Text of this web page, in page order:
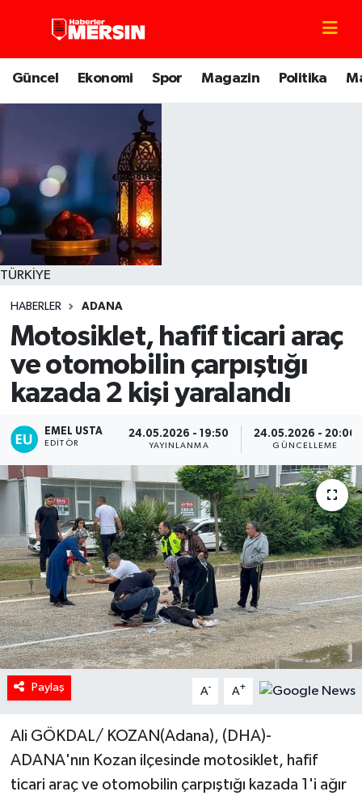
Güncel Ekonomi Spor Magazin Politika
TÜRKİYE
HABERLER ADANA
Motosiklet, hafif ticari araç
ve otomobilin çarpıştığı
kazada 2 kişi yaralandı
EMEL USTA
EDITÖR
24.05.2026 - 19:50
YAYINLANMA
24.05.2026 - 20:00
GÜNCELLEME
Paylaş A- A+
Ali GÖKDAL/ KOZAN(Adana), (DHA)-
ADANA'nın Kozan ilçesinde motosiklet, hafif
ticari araç ve otomobilin çarpıştığı kazada 1'i ağır
Mersin Nöbetçi Eczaneler
Mersin Hava Durumu
Mersin Trafik Yoğunluk Haritası
Süper Lig Puan Durumu ve Fikstür
Tüm Manşetler
Son Dakika Haberleri
Haber Arşivi